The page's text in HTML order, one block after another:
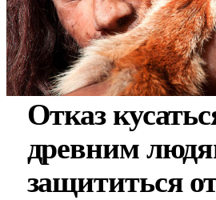
Отказ
древним
защититься